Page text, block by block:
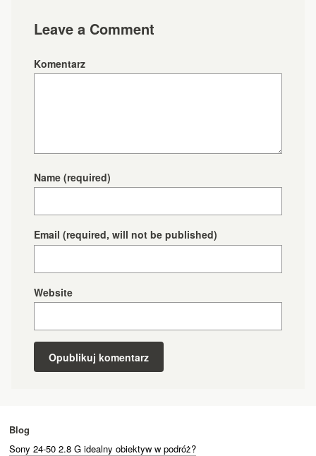
Leave a Comment
Komentarz
Name (required)
Email (required, will not be published)
Website
Blog
Sony 24-50 2.8 G idealny obiektyw w podróż?